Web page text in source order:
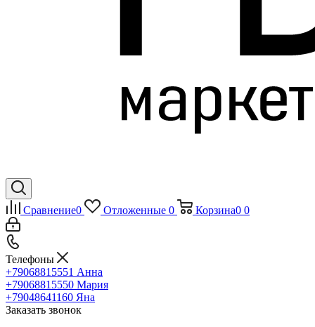
Сравнение0 Отложенные 0 Корзина0 0
Телефоны
+79068815551 Анна
+79068815550 Мария
+79048641160 Яна
Заказать звонок